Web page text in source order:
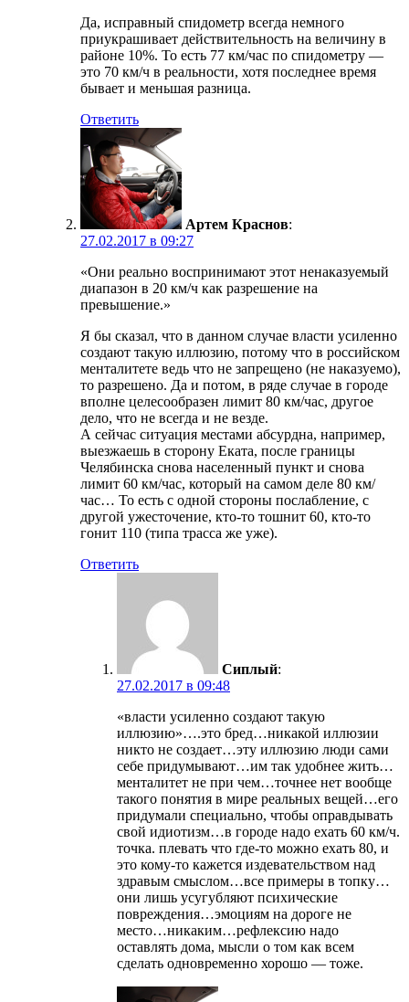
Да, исправный спидометр всегда немного
приукрашивает действительность на величину в
районе 10%. То есть 77 км/час по спидометру —
это 70 км/ч в реальности, хотя последнее время
бывает и меньшая разница.
Ответить
Артем Краснов:
27.02.2017 в 09:27
«Они реально воспринимают этот ненаказуемый
диапазон в 20 км/ч как разрешение на
превышение.»
Я бы сказал, что в данном случае власти усиленно
создают такую иллюзию, потому что в российском
менталитете ведь что не запрещено (не наказуемо),
то разрешено. Да и потом, в ряде случае в городе
вполне целесообразен лимит 80 км/час, другое
дело, что не всегда и не везде.
А сейчас ситуация местами абсурдна, например,
выезжаешь в сторону Еката, после границы
Челябинска снова населенный пункт и снова
лимит 60 км/час, который на самом деле 80 км/
час… То есть с одной стороны послабление, с
другой ужесточение, кто-то тошнит 60, кто-то
гонит 110 (типа трасса же уже).
Ответить
Сиплый:
27.02.2017 в 09:48
«власти усиленно создают такую
иллюзию»….это бред…никакой иллюзии
никто не создает…эту иллюзию люди сами
себе придумывают…им так удобнее жить…
менталитет не при чем…точнее нет вообще
такого понятия в мире реальных вещей…его
придумали специально, чтобы оправдывать
свой идиотизм…в городе надо ехать 60 км/ч.
точка. плевать что где-то можно ехать 80, и
это кому-то кажется издевательством над
здравым смыслом…все примеры в топку…
они лишь усугубляют психические
повреждения…эмоциям на дороге не
место…никаким…рефлексию надо
оставлять дома, мысли о том как всем
сделать одновременно хорошо — тоже.